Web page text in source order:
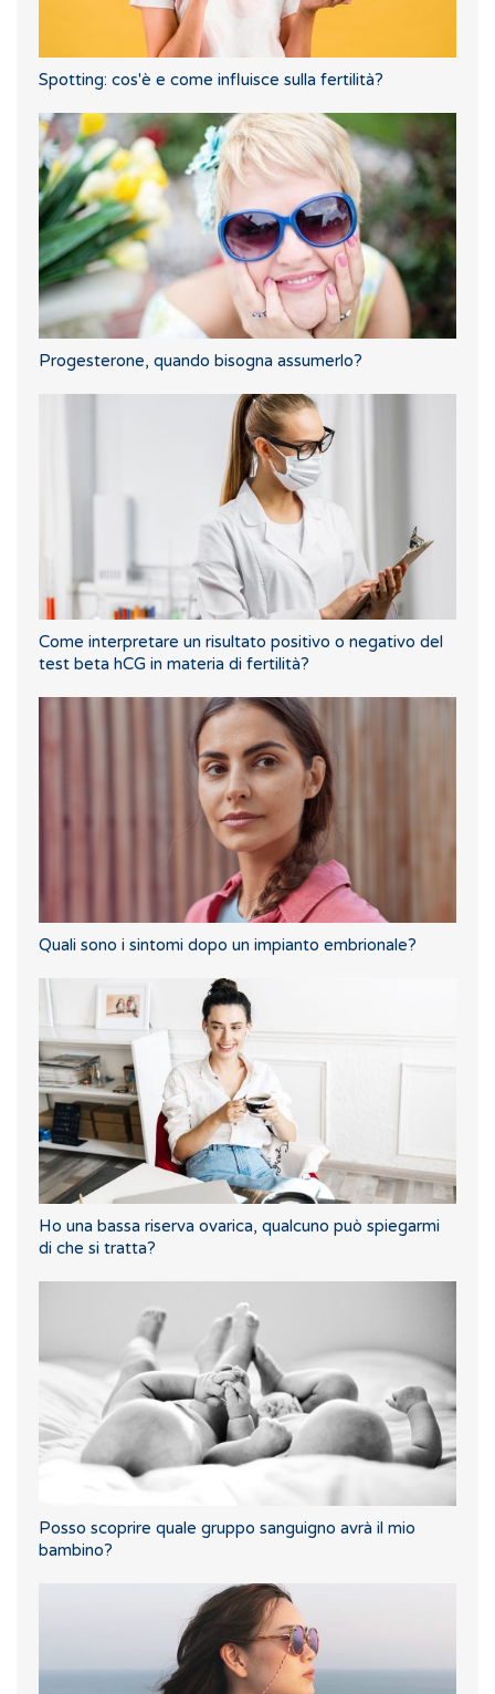
Spotting: cos'è e come influisce sulla fertilità?
Progesterone, quando bisogna assumerlo?
Come interpretare un risultato positivo o negativo del
test beta hCG in materia di fertilità?
Quali sono i sintomi dopo un impianto embrionale?
Ho una bassa riserva ovarica, qualcuno può spiegarmi
di che si tratta?
Posso scoprire quale gruppo sanguigno avrà il mio
bambino?